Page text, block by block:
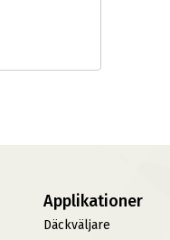
Applikationer
Däckväljare